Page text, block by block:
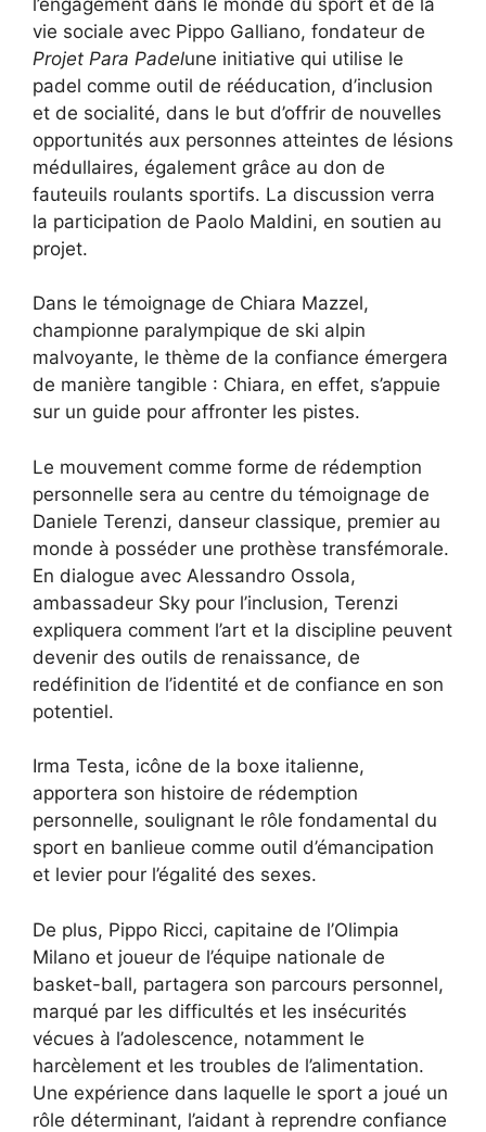
vie sociale avec Pippo Galliano, fondateur de
Projet Para Padelune initiative qui utilise le
padel comme outil de rééducation, d’inclusion
et de socialité, dans le but d’offrir de nouvelles
opportunités aux personnes atteintes de lésions
médullaires, également grâce au don de
fauteuils roulants sportifs. La discussion verra
la participation de Paolo Maldini, en soutien au
projet.
Dans le témoignage de Chiara Mazzel,
championne paralympique de ski alpin
malvoyante, le thème de la confiance émergera
de manière tangible : Chiara, en effet, s’appuie
sur un guide pour affronter les pistes.
Le mouvement comme forme de rédemption
personnelle sera au centre du témoignage de
Daniele Terenzi, danseur classique, premier au
monde à posséder une prothèse transfémorale.
En dialogue avec Alessandro Ossola,
ambassadeur Sky pour l’inclusion, Terenzi
expliquera comment l’art et la discipline peuvent
devenir des outils de renaissance, de
redéfinition de l’identité et de confiance en son
potentiel.
Irma Testa, icône de la boxe italienne,
apportera son histoire de rédemption
personnelle, soulignant le rôle fondamental du
sport en banlieue comme outil d’émancipation
et levier pour l’égalité des sexes.
De plus, Pippo Ricci, capitaine de l’Olimpia
Milano et joueur de l’équipe nationale de
basket-ball, partagera son parcours personnel,
marqué par les difficultés et les insécurités
vécues à l’adolescence, notamment le
harcèlement et les troubles de l’alimentation.
Une expérience dans laquelle le sport a joué un
rôle déterminant, l’aidant à reprendre confiance